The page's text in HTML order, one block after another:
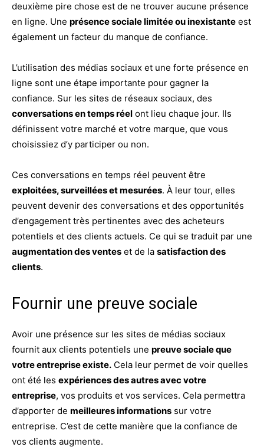
deuxième pire chose est de ne trouver aucune présence
en ligne. Une présence sociale limitée ou inexistante est
également un facteur du manque de confiance.
L’utilisation des médias sociaux et une forte présence en
ligne sont une étape importante pour gagner la
confiance. Sur les sites de réseaux sociaux, des
conversations en temps réel ont lieu chaque jour. Ils
définissent votre marché et votre marque, que vous
choisissiez d’y participer ou non.
Ces conversations en temps réel peuvent être
exploitées, surveillées et mesurées. À leur tour, elles
peuvent devenir des conversations et des opportunités
d’engagement très pertinentes avec des acheteurs
potentiels et des clients actuels. Ce qui se traduit par une
augmentation des ventes et de la satisfaction des
clients.
Fournir une preuve sociale
Avoir une présence sur les sites de médias sociaux
fournit aux clients potentiels une preuve sociale que
votre entreprise existe. Cela leur permet de voir quelles
ont été les expériences des autres avec votre
entreprise, vos produits et vos services. Cela permettra
d’apporter de meilleures informations sur votre
entreprise. C’est de cette manière que la confiance de
vos clients augmente.